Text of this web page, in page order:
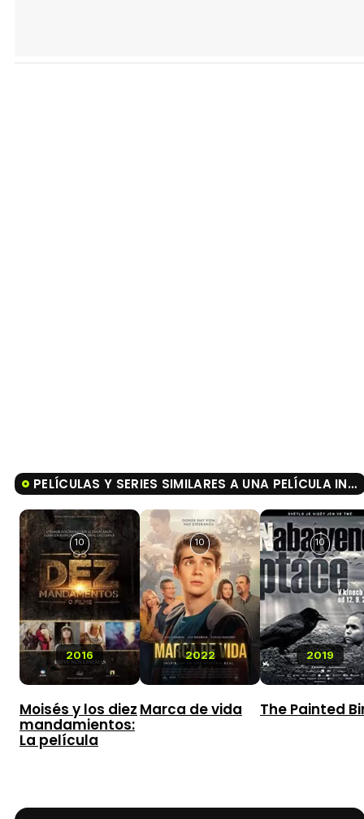
PELÍCULAS Y SERIES SIMILARES A UNA PELÍCULA INACABADA
2016
10
Moisés y los diez
mandamientos:
La película
2022
10
Marca de vida
2019
10
The Painted